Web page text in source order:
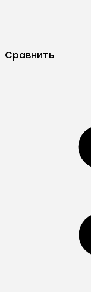
Сравнить